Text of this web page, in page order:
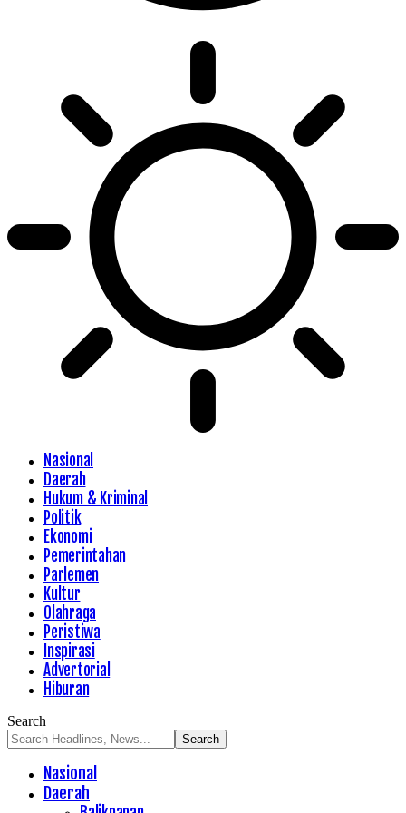
Nasional
Daerah
Hukum & Kriminal
Politik
Ekonomi
Pemerintahan
Parlemen
Kultur
Olahraga
Peristiwa
Inspirasi
Advertorial
Hiburan
Search
Nasional
Daerah